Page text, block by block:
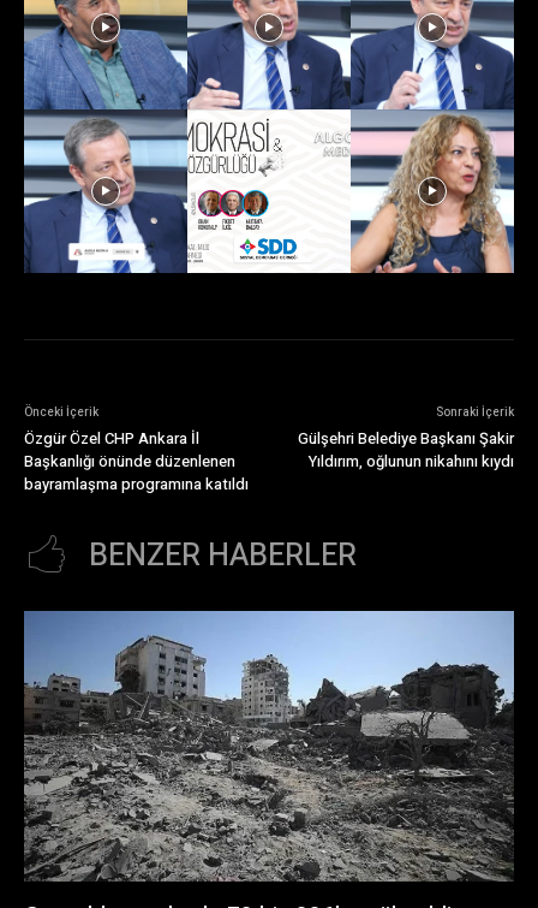
Önceki İçerik
Özgür Özel CHP Ankara İl
Başkanlığı önünde düzenlenen
bayramlaşma programına katıldı
Sonraki İçerik
Gülşehri Belediye Başkanı Şakir
Yıldırım, oğlunun nikahını kıydı
BENZER HABERLER